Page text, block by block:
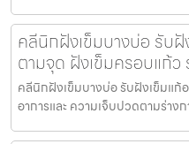
คลีนิกฝังเข็มบางบ่อ รับฝั
ตามจุด ฝังเข็มครอบแก้ว
คลีนิกฝังเข็มบางบ่อ รับฝังเข็มแก้
อาการและ ความเจ็บปวดตามร่า